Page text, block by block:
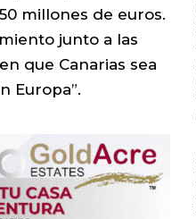
millones de euros.
junto a las
que Canarias sea
Europa”.